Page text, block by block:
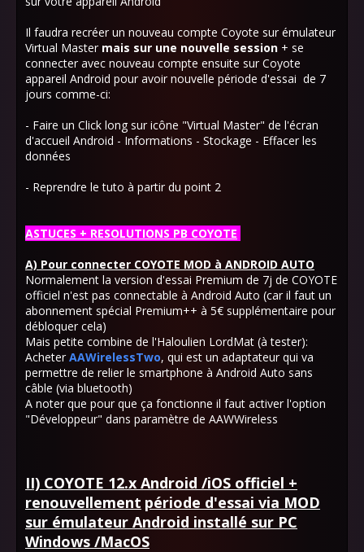
Il faudra recréer un nouveau compte Coyote sur émulateur
Virtual Master mais sur une nouvelle session + se
connecter avec nouveau compte ensuite sur Coyote
appareil Android pour avoir nouvelle période d'essai de 7
jours comme-ci:
- Faire un Click long sur icône "Virtual Master" de l'écran
d'accueil Android - Informations - Stockage - Effacer les
données
- Reprendre le tuto à partir du point 2
ASTUCES + RESOLUTIONS PB COYOTE
A) Pour connecter COYOTE MOD à ANDROID AUTO
Normalement la version d'essai Premium de 7j de COYOTE
officiel n'est pas connectable à Android Auto (car il faut un
abonnement spécial Premium++ à 5€ supplémentaire pour
débloquer cela)
Mais petite combine de l'Haloulien LordMat (à tester):
Acheter AAWirelessTwo, qui est un adaptateur qui va
permettre de relier le smartphone à Android Auto sans
câble (via bluetooth)
A noter que pour que ça fonctionne il faut activer l'option
"Développeur" dans paramètre de AAWWireless
II) COYOTE 12.x Android /iOS officiel +
renouvellement période d'essai via MOD
sur émulateur Android installé sur PC
Windows /MacOS